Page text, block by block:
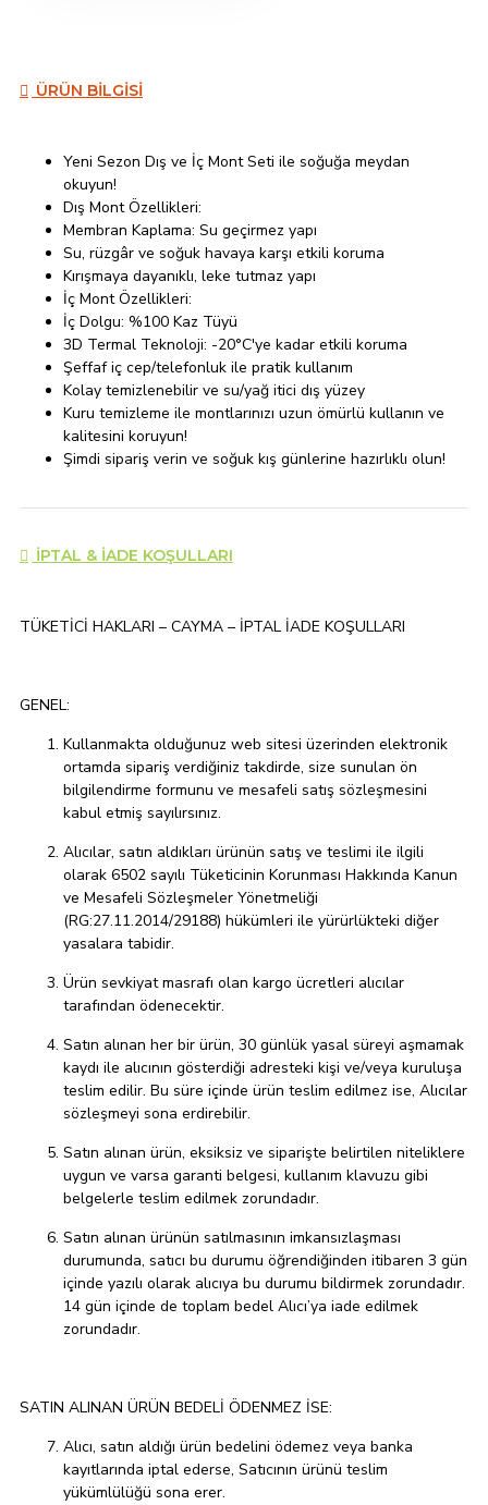
ÜRÜN BILGISI
Yeni Sezon Dış ve İç Mont Seti ile soğuğa meydan
okuyun!
Dış Mont Özellikleri:
Membran Kaplama: Su geçirmez yapı
Su, rüzgâr ve soğuk havaya karşı etkili koruma
Kırışmaya dayanıklı, leke tutmaz yapı
İç Mont Özellikleri:
İç Dolgu: %100 Kaz Tüyü
3D Termal Teknoloji: -20°C'ye kadar etkili koruma
Şeffaf iç cep/telefonluk ile pratik kullanım
Kolay temizlenebilir ve su/yağ itici dış yüzey
Kuru temizleme ile montlarınızı uzun ömürlü kullanın ve
kalitesini koruyun!
Şimdi sipariş verin ve soğuk kış günlerine hazırlıklı olun!
İPTAL & İADE KOŞULLARI
TÜKETİCİ HAKLARI – CAYMA – İPTAL İADE KOŞULLARI
GENEL:
Kullanmakta olduğunuz web sitesi üzerinden elektronik
ortamda sipariş verdiğiniz takdirde, size sunulan ön
bilgilendirme formunu ve mesafeli satış sözleşmesini
kabul etmiş sayılırsınız.
Alıcılar, satın aldıkları ürünün satış ve teslimi ile ilgili
olarak 6502 sayılı Tüketicinin Korunması Hakkında Kanun
ve Mesafeli Sözleşmeler Yönetmeliği
(RG:27.11.2014/29188) hükümleri ile yürürlükteki diğer
yasalara tabidir.
Ürün sevkiyat masrafı olan kargo ücretleri alıcılar
tarafından ödenecektir.
Satın alınan her bir ürün, 30 günlük yasal süreyi aşmamak
kaydı ile alıcının gösterdiği adresteki kişi ve/veya kuruluşa
teslim edilir. Bu süre içinde ürün teslim edilmez ise, Alıcılar
sözleşmeyi sona erdirebilir.
Satın alınan ürün, eksiksiz ve siparişte belirtilen niteliklere
uygun ve varsa garanti belgesi, kullanım klavuzu gibi
belgelerle teslim edilmek zorundadır.
Satın alınan ürünün satılmasının imkansızlaşması
durumunda, satıcı bu durumu öğrendiğinden itibaren 3 gün
içinde yazılı olarak alıcıya bu durumu bildirmek zorundadır.
14 gün içinde de toplam bedel Alıcı’ya iade edilmek
zorundadır.
SATIN ALINAN ÜRÜN BEDELİ ÖDENMEZ İSE:
Alıcı, satın aldığı ürün bedelini ödemez veya banka
kayıtlarında iptal ederse, Satıcının ürünü teslim
yükümlülüğü sona erer.